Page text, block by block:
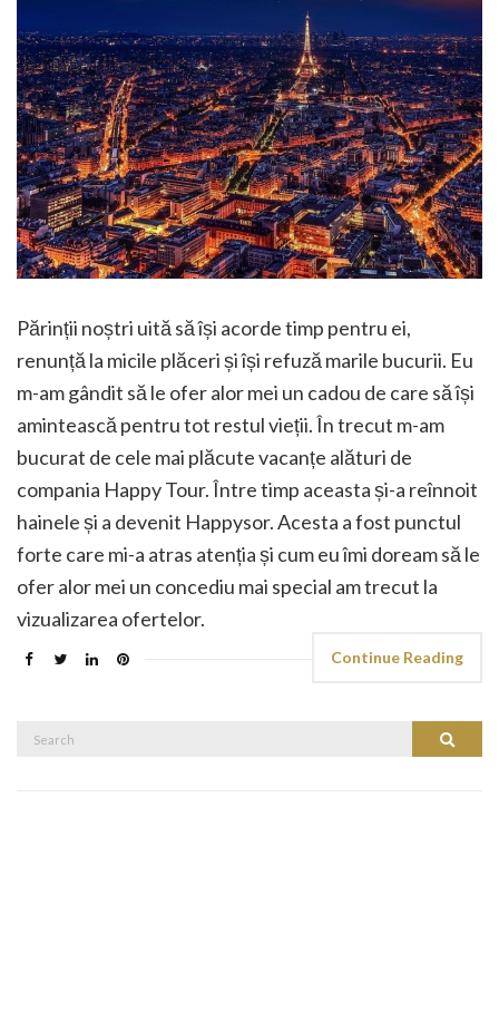
Părinții noștri uită să își acorde timp pentru ei,
renunță la micile plăceri și își refuză marile bucurii. Eu
m-am gândit să le ofer alor mei un cadou de care să își
amintească pentru tot restul vieții. În trecut m-am
bucurat de cele mai plăcute vacanțe alături de
compania Happy Tour. Între timp aceasta și-a reînnoit
hainele și a devenit Happysor. Acesta a fost punctul
forte care mi-a atras atenția și cum eu îmi doream să le
ofer alor mei un concediu mai special am trecut la
vizualizarea ofertelor.
Continue Reading
Search